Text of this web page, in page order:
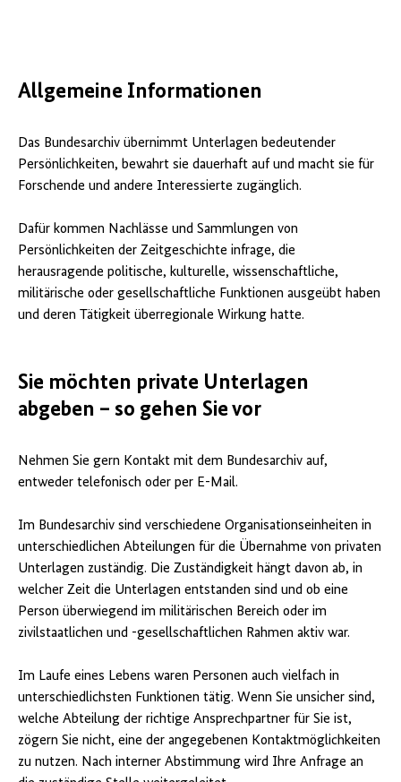
Allgemeine Informationen
Das Bundesarchiv übernimmt Unterlagen bedeutender
Persönlichkeiten, bewahrt sie dauerhaft auf und macht sie für
Forschende und andere Interessierte zugänglich.
Dafür kommen Nachlässe und Sammlungen von
Persönlichkeiten der Zeitgeschichte infrage, die
herausragende politische, kulturelle, wissenschaftliche,
militärische oder gesellschaftliche Funktionen ausgeübt haben
und deren Tätigkeit überregionale Wirkung hatte.
Sie möchten private Unterlagen
abgeben – so gehen Sie vor
Nehmen Sie gern Kontakt mit dem Bundesarchiv auf,
entweder telefonisch oder per E-Mail.
Im Bundesarchiv sind verschiedene Organisationseinheiten in
unterschiedlichen Abteilungen für die Übernahme von privaten
Unterlagen zuständig. Die Zuständigkeit hängt davon ab, in
welcher Zeit die Unterlagen entstanden sind und ob eine
Person überwiegend im militärischen Bereich oder im
zivilstaatlichen und -gesellschaftlichen Rahmen aktiv war.
Im Laufe eines Lebens waren Personen auch vielfach in
unterschiedlichsten Funktionen tätig. Wenn Sie unsicher sind,
welche Abteilung der richtige Ansprechpartner für Sie ist,
zögern Sie nicht, eine der angegebenen Kontaktmöglichkeiten
zu nutzen. Nach interner Abstimmung wird Ihre Anfrage an